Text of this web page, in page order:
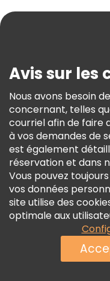
Aide
Conditions Générales
Politique En Matière
Freetour Prix
Programme De
Avis sur les
Nous avons besoin
concernant, telles
courriel afin de faire
à vos demandes de
est également
réservation et dans
Vous pouvez
vos données
site utilise des
optimale aux